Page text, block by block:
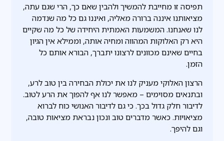
תפיסה זו מחייבת להמשיך ולהבין שאם כך, הרי שגם עתה,
מציאותנו איננה ברורה מאליה, ואיננו גם כל מה שנדמה
לנו שאנחנו. המשמעות האמתית היחידה של כל מה שקיים
היא רק האלוקות המהווה ומחיה אותה, וממילא אין הגיון
בחיים שאינם מכוונים לרצונו יתברך, הבורא אותם כל
הזמן.
הרצון האלוקי מעניק לנו את יכולת הבחירה בין טוב לרע,
ובתנאים מסוימים – מאפשר לנו אף להפוך את הרע לטוב.
לדיבור חלק גדול בכך. כי גם לדיבור האנושי כוח לברוא
מציאויות. כאשר מדברים טוב ונכון נבראת מציאות טובה,
וגם להיפך.